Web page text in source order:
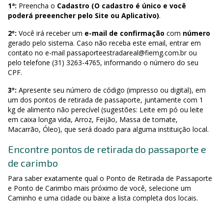
1ª: Preencha o Cadastro (O cadastro é único e você
poderá preeencher pelo Site ou Aplicativo).
2º: Você irá receber um e-mail de confirmação com número
gerado pelo sistema. Caso não receba este email, entrar em
contato no e-mail passaporteestradareal@fiemg.com.brou
pelo telefone (31) 3263-4765, informando o número do seu
CPF.
3º: Apresente seu número de código (impresso ou digital), em
um dos pontos de retirada de passaporte, juntamente com 1
kg de alimento não perecível (sugestões: Leite em pó ou leite
em caixa longa vida, Arroz, Feijão, Massa de tomate,
Macarrão, Óleo), que será doado para alguma instituição local.
Encontre pontos de retirada do passaporte e
de carimbo
Para saber exatamente qual o Ponto de Retirada de Passaporte
e Ponto de Carimbo mais próximo de você, selecione um
Caminho e uma cidade ou baixe a lista completa dos locais.